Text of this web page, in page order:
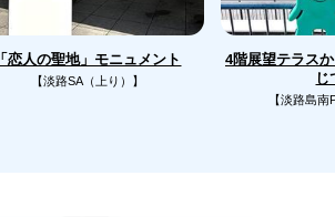
「恋人の聖地」モニュメント
【淡路SA（上り）】
4階展望テラス
じ
【淡路島南